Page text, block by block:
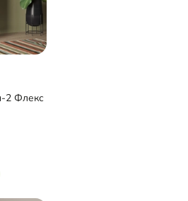
2 Флекс